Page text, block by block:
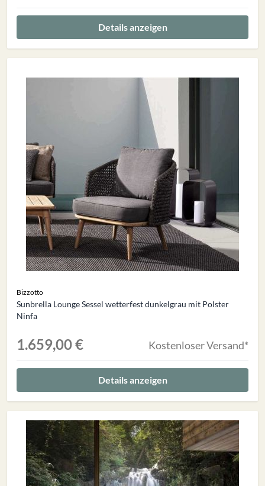
Details anzeigen
Bizzotto
Sunbrella Lounge Sessel wetterfest dunkelgrau mit Polster
Ninfa
1.659,00 € Kostenloser Versand*
Details anzeigen